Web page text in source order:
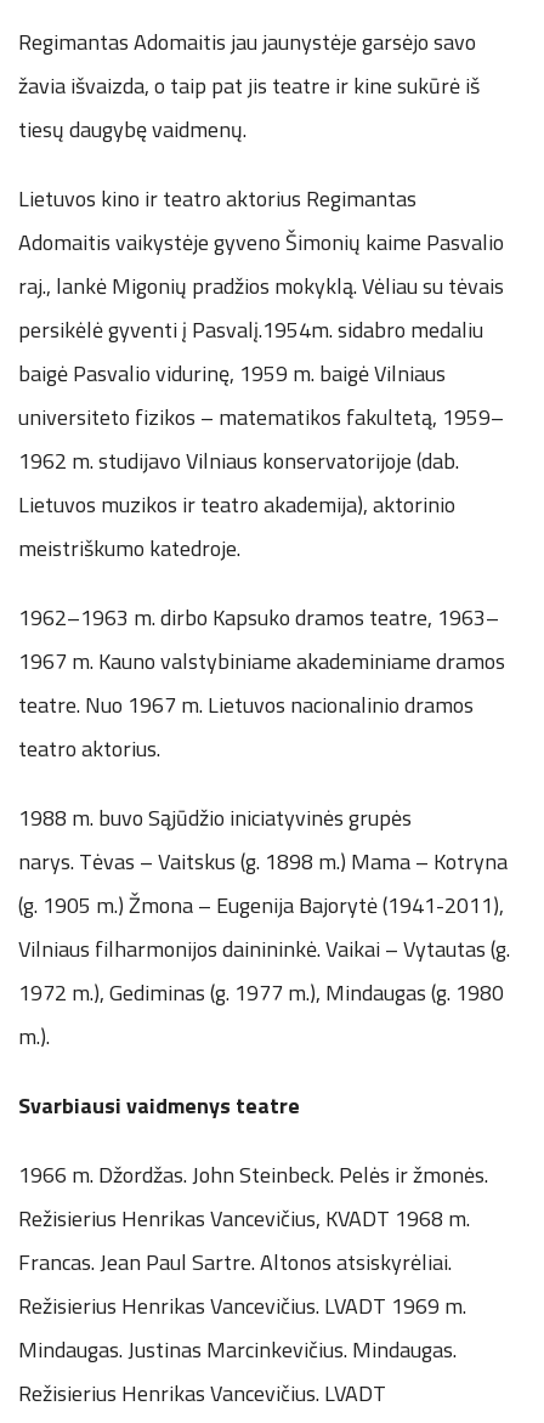
Regimantas Adomaitis jau jaunystėje garsėjo savo
žavia išvaizda, o taip pat jis teatre ir kine sukūrė iš
tiesų daugybę vaidmenų.
Lietuvos kino ir teatro aktorius Regimantas
Adomaitis vaikystėje gyveno Šimonių kaime Pasvalio
raj., lankė Migonių pradžios mokyklą. Vėliau su tėvais
persikėlė gyventi į Pasvalį.1954m. sidabro medaliu
baigė Pasvalio vidurinę, 1959 m. baigė Vilniaus
universiteto fizikos – matematikos fakultetą, 1959–
1962 m. studijavo Vilniaus konservatorijoje (dab.
Lietuvos muzikos ir teatro akademija), aktorinio
meistriškumo katedroje.
1962–1963 m. dirbo Kapsuko dramos teatre, 1963–
1967 m. Kauno valstybiniame akademiniame dramos
teatre. Nuo 1967 m. Lietuvos nacionalinio dramos
teatro aktorius.
1988 m. buvo Sąjūdžio iniciatyvinės grupės
narys. Tėvas – Vaitskus (g. 1898 m.) Mama – Kotryna
(g. 1905 m.) Žmona – Eugenija Bajorytė (1941-2011),
Vilniaus filharmonijos dainininkė. Vaikai – Vytautas (g.
1972 m.), Gediminas (g. 1977 m.), Mindaugas (g. 1980
m.).
Svarbiausi vaidmenys teatre
1966 m. Džordžas. John Steinbeck. Pelės ir žmonės.
Režisierius Henrikas Vancevičius, KVADT 1968 m.
Francas. Jean Paul Sartre. Altonos atsiskyrėliai.
Režisierius Henrikas Vancevičius. LVADT 1969 m.
Mindaugas. Justinas Marcinkevičius. Mindaugas.
Režisierius Henrikas Vancevičius. LVADT